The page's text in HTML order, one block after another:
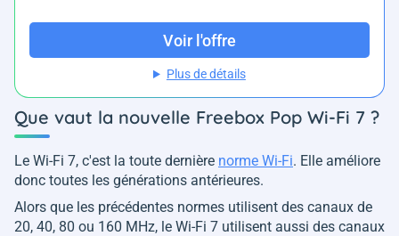
Voir l'offre
Plus de détails
Que vaut la nouvelle Freebox Pop Wi-Fi 7 ?
Le Wi-Fi 7, c'est la toute dernière norme Wi-Fi. Elle améliore
donc toutes les générations antérieures.
Alors que les précédentes normes utilisent des canaux de
20, 40, 80 ou 160 MHz, le Wi-Fi 7 utilisent aussi des canaux